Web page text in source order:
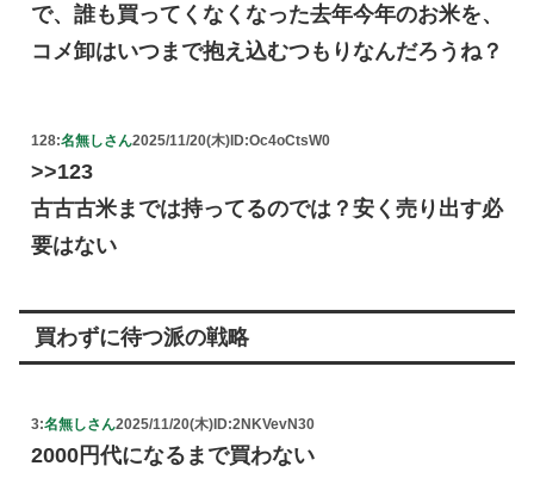
で、誰も買ってくなくなった去年今年のお米を、
コメ卸はいつまで抱え込むつもりなんだろうね？
128:名無しさん2025/11/20(木)ID:Oc4oCtsW0
>>123
古古古米までは持ってるのでは？安く売り出す必
要はない
買わずに待つ派の戦略
3:名無しさん2025/11/20(木)ID:2NKVevN30
2000円代になるまで買わない